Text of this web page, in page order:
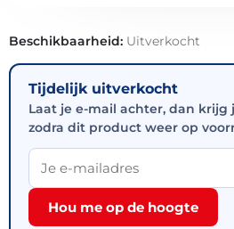
Beschikbaarheid: Uitverkocht
Tijdelijk uitverkocht
Laat je e-mail achter, dan krijg
zodra dit product weer op
Hou me op de hoogte